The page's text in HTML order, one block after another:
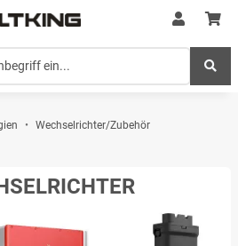
Wechselrichter/Zubehör